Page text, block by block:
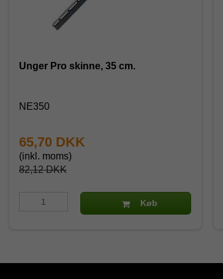
Unger Pro skinne, 35 cm.
NE350
82,12 DKK
65,70 DKK
(inkl. moms)
Køb